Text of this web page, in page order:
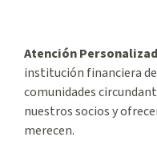
Atención
institución financiera
comunidades
nuestros socios y
merecen.